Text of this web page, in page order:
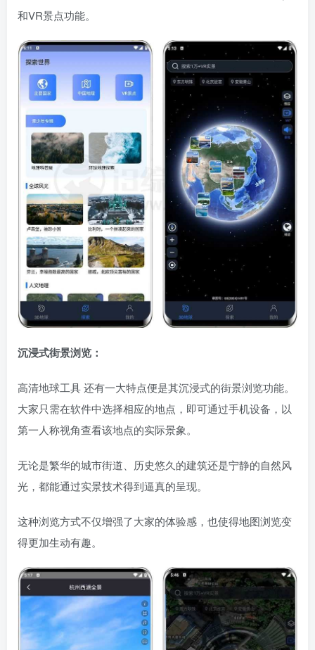
和VR景点功能。
沉浸式街景浏览：
高清地球工具 还有一大特点便是其沉浸式的街景浏览功能。
大家只需在软件中选择相应的地点，即可通过手机设备，以
第一人称视角查看该地点的实际景象。
无论是繁华的城市街道、历史悠久的建筑还是宁静的自然风
光，都能通过实景技术得到逼真的呈现。
这种浏览方式不仅增强了大家的体验感，也使得地图浏览变
得更加生动有趣。